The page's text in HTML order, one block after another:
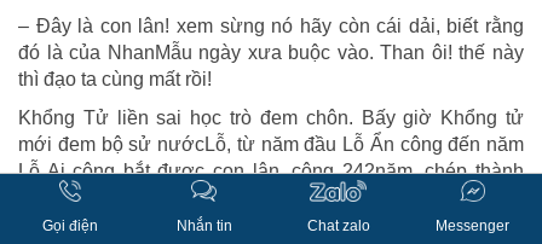
– Đây là con lân! xem sừng nó hãy còn cái dải, biết rằng
đó là của NhanMẫu ngày xưa buộc vào. Than ôi! thế này
thì đạo ta cùng mất rồi!
Khổng Tử liền sai học trò đem chôn. Bấy giờ Khổng tử
mới đem bộ sử nướcLỗ, từ năm đầu Lỗ Ẩn công đến năm
Lỗ Ai công bắt được con lân, công 242năm, chép thành
một quyển gọi là kinh Xuân Thu, để hợp với Dịch, Thi,Thư,
Lễ, Nhạc, cả thảy là sáu kinh.
Gọi điện Nhắn tin Chat zalo Messenger